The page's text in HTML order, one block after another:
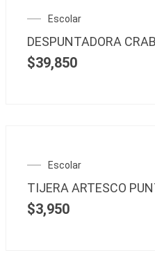
Escolar
DESPUNTADORA
$39,850
Escolar
TIJERA ARTESCO
$3,950